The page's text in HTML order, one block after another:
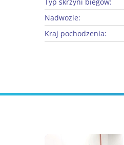
Nadwozie:
Kraj pochodzenia: